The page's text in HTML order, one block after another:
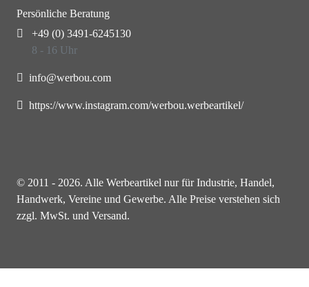
Persönliche Beratung
+49 (0) 3491-6245130
8 - 16 Uhr
info@werbou.com
https://www.instagram.com/werbou.werbeartikel/
© 2011 - 2026. Alle Werbeartikel nur für Industrie, Handel,
Handwerk, Vereine und Gewerbe. Alle Preise verstehen sich
zzgl. MwSt. und Versand.